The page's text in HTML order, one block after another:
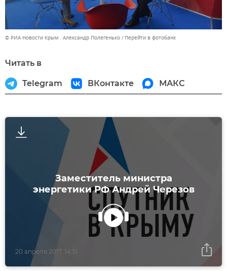
© РИА Новости Крым . Александр Полегенько Перейти в фотобанк
Читать в
Telegram ВКонтакте МАКС
Заместитель министра
энергетики РФ Андрей Черезов
20 апреля 2017, 14:51